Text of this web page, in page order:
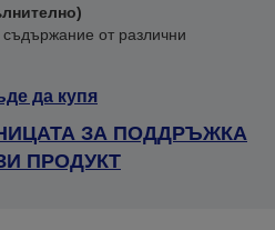
от различни
да купя
ЗА ПОДДРЪЖКА
ПРОДУКТ